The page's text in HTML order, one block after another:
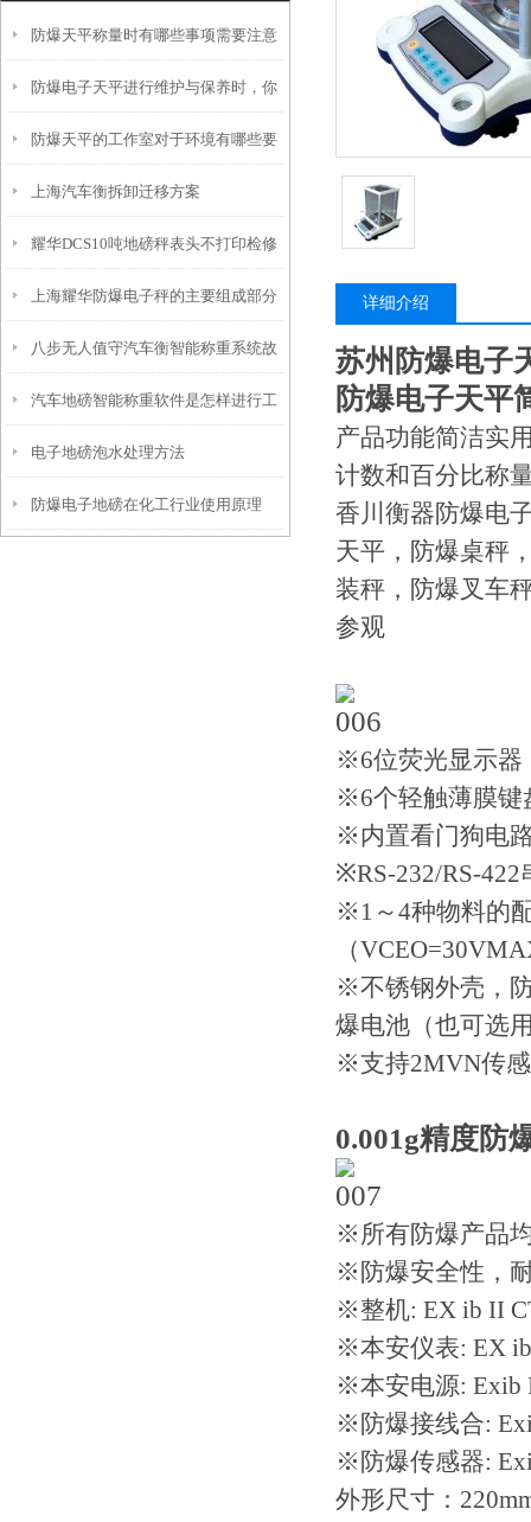
防爆天平称量时有哪些事项需要注意
呢？
防爆电子天平进行维护与保养时，你
需要注意这几点！
防爆天平的工作室对于环境有哪些要
求呢？
上海汽车衡拆卸迁移方案
耀华DCS10吨地磅秤表头不打印检修
办法
上海耀华防爆电子秤的主要组成部分
八步无人值守汽车衡智能称重系统故
障排除法
汽车地磅智能称重软件是怎样进行工
作的
电子地磅泡水处理方法
防爆电子地磅在化工行业使用原理
详细介绍
苏州防爆电子
防爆电子天平
产品功能简洁实
计数和百分比称
香川衡器防爆电
天平，防爆桌秤
装秤，防爆叉车
参观
※6位荧光显示器
※6个轻触薄膜键
※内置看门狗电
※RS-232/RS-
※1～4种物料的
（
※不锈钢外壳，
爆电池（也可选
※支持2MVN传
0.001g精度防
※所有防爆产品
※防爆安全性，
※整机: EX ib II
※本安仪表: EX
※本安电源: Exib
※防爆接线合:
※防爆传感器:
外形尺寸：